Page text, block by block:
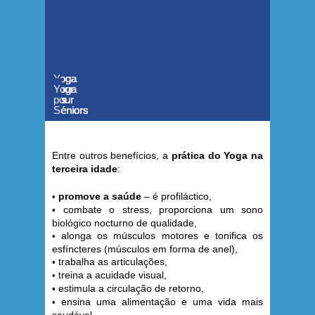
Yoga
pour
les
Séniors
Yoga
pour
les
Séniors
Yoga
pour
Séniors
Yoga
pour
les
Séniors
Yoga
pour
Séniors
Yoga
pour
les
Séniors
Yoga
pour
Séniors
Entre outros benefícios, a prática do Yoga na
terceira idade:
• promove a saúde – é profiláctico,
• combate o stress, proporciona um sono
biológico nocturno de qualidade,
•alonga os músculos motores e tonifica os
esfíncteres (músculos em forma de anel),
• trabalha as articulações,
• treina a acuidade visual,
• estimula a circulação de retorno,
• ensina uma alimentação e uma vida mais